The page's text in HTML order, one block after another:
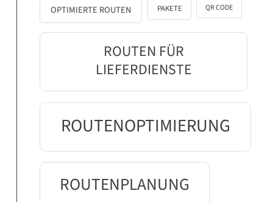
OPTIMIERTE ROUTEN PAKETE QR CODE
ROUTEN FÜR
LIEFERDIENSTE
ROUTENOPTIMIERUNG
ROUTENPLANUNG